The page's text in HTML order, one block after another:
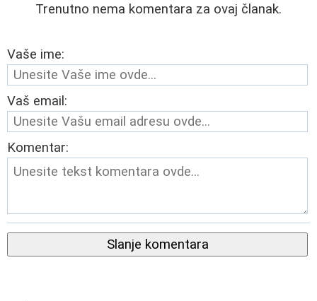
Trenutno nema komentara za ovaj članak.
Vaše ime:
Vaš email:
Komentar:
Slanje komentara